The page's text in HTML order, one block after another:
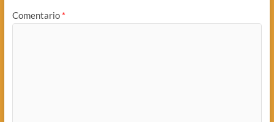
Comentario *